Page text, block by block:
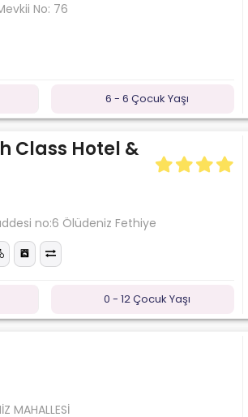
No: 76
6 - 6 Çocuk Yaşı
Class Hotel &
no:6 Ölüdeniz Fethiye
0 - 12 Çocuk Yaşı
MAHALLESİ